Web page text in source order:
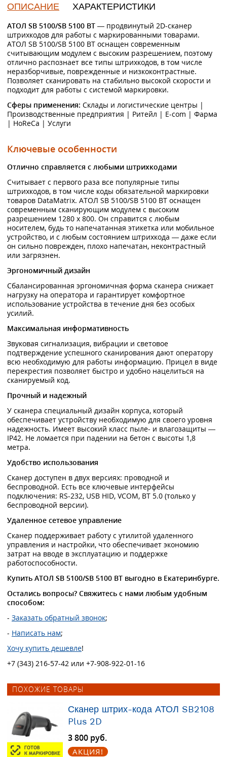
ОПИСАНИЕ ХАРАКТЕРИСТИКИ
АТОЛ SB 5100/SB 5100 BT — продвинутый 2D-сканер
штрихкодов для работы с маркированными товарами.
АТОЛ SB 5100/SB 5100 BT оснащен современным
считывающим модулем с высоким разрешением, поэтому
отлично распознает все типы штрихкодов, в том числе
неразборчивые, поврежденные и низкоконтрастные.
Позволяет сканировать на стабильно высокой скорости и
подходит для работы с системой маркировки.
Сферы применения: Склады и логистические центры |
Производственные предприятия | Ритейл | E-com | Фарма
| HoReCa | Услуги
Ключевые особенности
Отлично справляется с любыми штрихкодами
Считывает с первого раза все популярные типы
штрихкодов, в том числе коды обязательной маркировки
товаров DataMatrix. АТОЛ SB 5100/SB 5100 BT оснащен
современным сканирующим модулем с высоким
разрешением 1280 х 800. Он справится с любым
носителем, будь то напечатанная этикетка или мобильное
устройство, и с любым состоянием штрихкода — даже если
он сильно поврежден, плохо напечатан, неконтрастный
или загрязнен.
Эргономичный дизайн
Сбалансированная эргономичная форма сканера снижает
нагрузку на оператора и гарантирует комфортное
использование устройства в течение дня без особых
усилий.
Максимальная информативность
Звуковая сигнализация, вибрации и световое
подтверждение успешного сканирования дают оператору
всю необходимую для работы информацию. Прицел в виде
перекрестия позволяет быстро и удобно нацелиться на
сканируемый код.
Прочный и надежный
У сканера специальный дизайн корпуса, который
обеспечивает устройству необходимую для своего уровня
надежность. Имеет высокий класс пыле- и влагозащиты —
IP42. Не ломается при падении на бетон с высоты 1,8
метра.
Удобство использования
Сканер доступен в двух версиях: проводной и
беспроводной. Есть все ключевые интерфейсы
подключения: RS-232, USB HID, VCOM, BT 5.0 (только у
беспроводной версии).
Удаленное сетевое управление
Сканер поддерживает работу с утилитой удаленного
управления и настройки, что обеспечивает экономию
затрат на вводе в эксплуатацию и поддержке
работоспособности.
Купить АТОЛ SB 5100/SB 5100 BT выгодно в Екатеринбурге.
Остались вопросы? Свяжитесь с нами любым удобным
способом:
- Заказать обратный звонок;
- Написать нам;
Хочу купить дешевле!
+7 (343) 216-57-42 или +7-908-922-01-16
ПОХОЖИЕ ТОВАРЫ
Сканер штрих-кода АТОЛ SB2108
Plus 2D
3 800 руб.
АКЦИЯ!